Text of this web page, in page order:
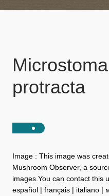
Microstoma
protracta
Image : This image was
Mushroom Observer, a
images.You can contact this
español | français | italiano |